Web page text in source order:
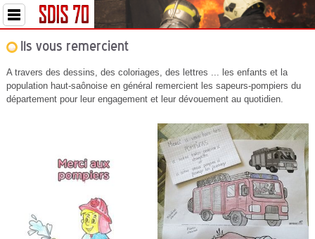
Ils vous remercient
A travers des dessins, des coloriages, des lettres ... les enfants et la
population haut-saônoise en général remercient les sapeurs-pompiers du
département pour leur engagement et leur dévouement au quotidien.